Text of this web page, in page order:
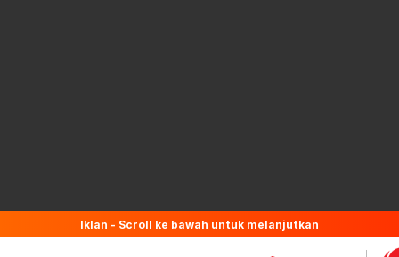
Iklan - Scroll ke bawah untuk melanjutkan